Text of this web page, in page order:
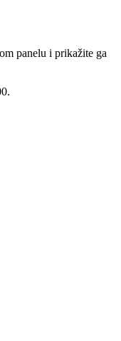
panelu i prikažite ga